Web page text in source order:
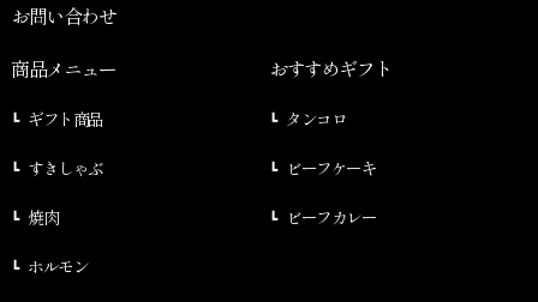
お問い合わせ
商品メニュー
ギフト商品
すきしゃぶ
焼肉
ホルモン
おすすめギフト
タンコロ
ビーフケーキ
ビーフカレー